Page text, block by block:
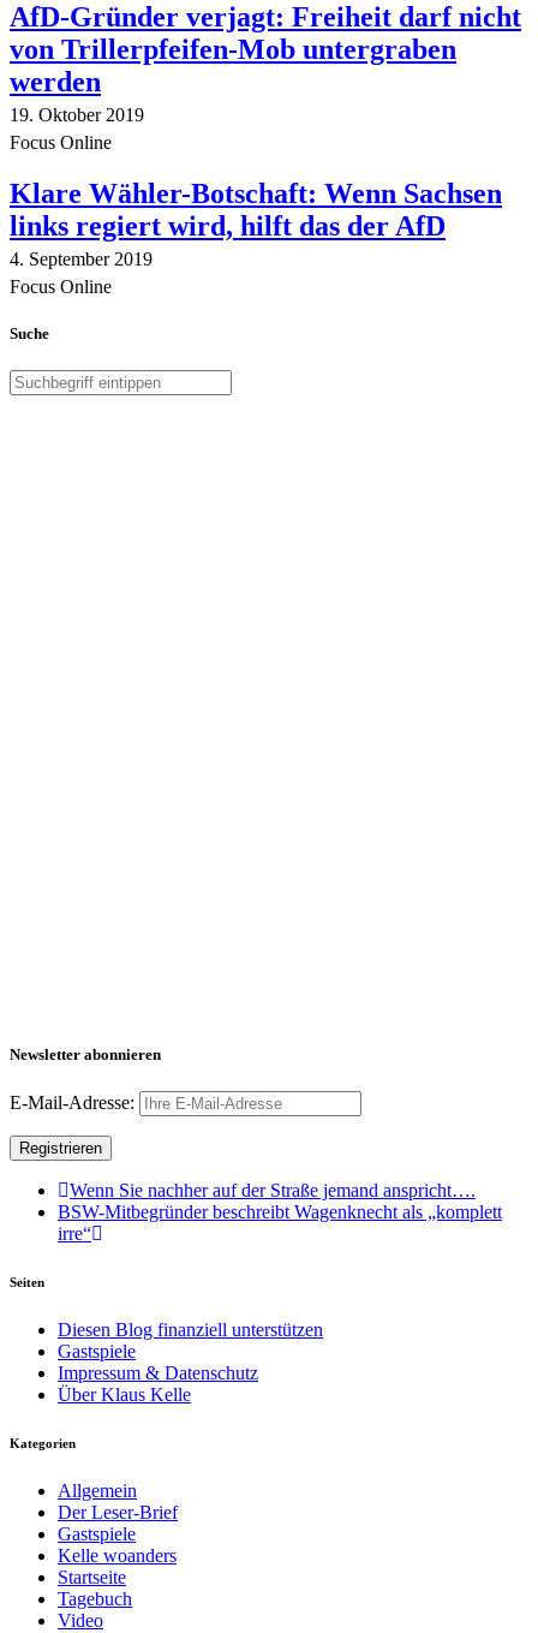
AfD-Gründer verjagt: Freiheit darf nicht
von Trillerpfeifen-Mob untergraben
werden
19. Oktober 2019
Focus Online
Klare Wähler-Botschaft: Wenn Sachsen
links regiert wird, hilft das der AfD
4. September 2019
Focus Online
Suche
Newsletter abonnieren
E-Mail-Adresse:
Wenn Sie nachher auf der Straße jemand anspricht….
BSW-Mitbegründer beschreibt Wagenknecht als „komplett
irre“
Seiten
Diesen Blog finanziell unterstützen
Gastspiele
Impressum & Datenschutz
Über Klaus Kelle
Kategorien
Allgemein
Der Leser-Brief
Gastspiele
Kelle woanders
Startseite
Tagebuch
Video